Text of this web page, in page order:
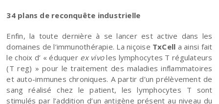
34 plans de reconquête industrielle
Enfin, la toute dernière à se lancer est active dans les
domaines de l’immunothérapie. La niçoise TxCell a ainsi fait
le choix d’ « éduquer ex vivoles lymphocytes T régulateurs
(T reg) » pour le traitement des maladies inflammatoires
et auto-immunes chroniques. A partir d’un prélèvement de
sang réalisé chez le patient, les lymphocytes T sont
stimulés par l’addition d’un antigène présent au niveau du